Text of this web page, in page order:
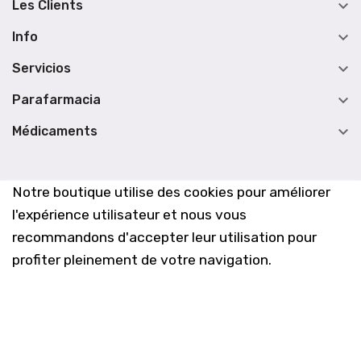
Notre boutique utilise des cookies pour améliorer
l'expérience utilisateur et nous vous
recommandons d'accepter leur utilisation pour
profiter pleinement de votre navigation.
Les Clients 
Info 
Servicios 
Parafarmacia 
Médicaments 